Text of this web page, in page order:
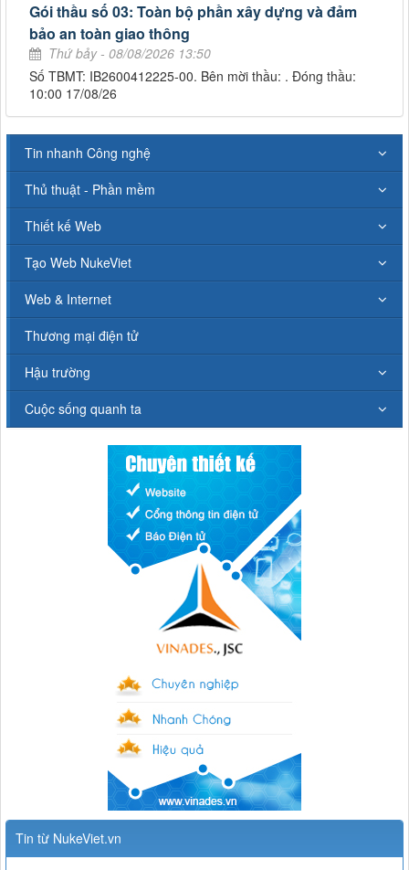
Gói thầu số 03: Toàn bộ phần xây dựng và đảm
bảo an toàn giao thông
Thứ bảy - 08/08/2026 13:50
Số TBMT: IB2600412225-00. Bên mời thầu: . Đóng thầu:
10:00 17/08/26
Tin nhanh Công nghệ
Thủ thuật - Phần mềm
Thiết kế Web
Tạo Web NukeViet
Web & Internet
Thương mại điện tử
Hậu trường
Cuộc sống quanh ta
Tin từ NukeViet.vn